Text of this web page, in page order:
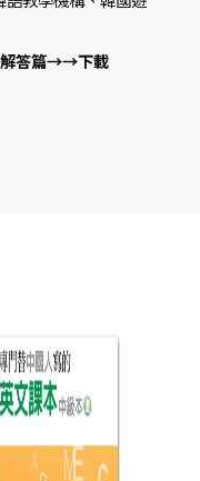
解答篇→→下載